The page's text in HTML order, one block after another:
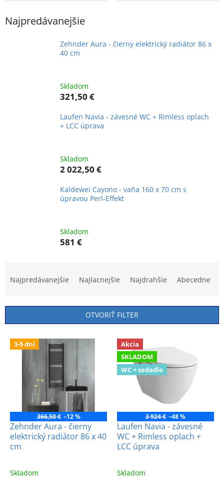
Najpredávanejšie
Zehnder Aura - čierny elektrický radiátor 86 x
40 cm
Skladom
321,50 €
Laufen Navia - závesné WC + Rimless oplach
+ LCC úprava
Skladom
2 022,50 €
Kaldewei Cayono - vaňa 160 x 70 cm s
úpravou Perl-Effekt
Skladom
581 €
n
i
o
Najpredávanejšie Najlacnejšie Najdrahšie Abecedne
OTVORIŤ FILTER
V
o
d
o
3-5 dní
366,50 € –12 %
Zehnder Aura - čierny
elektrický radiátor 86 x 40
cm
Skladom
Akcia
SKLADOM
WC + sedadlo
3 924 € –48 %
Laufen Navia - závesné
WC + Rimless oplach +
LCC úprava
Skladom